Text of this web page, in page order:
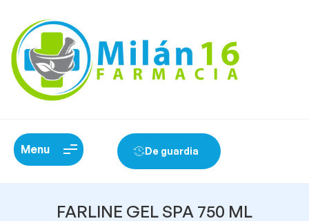
Menu De guardia
FARLINE GEL SPA 750 ML